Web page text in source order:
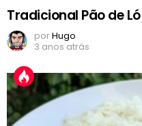
Tradicional Pão de
porHugo
3 anos atrás